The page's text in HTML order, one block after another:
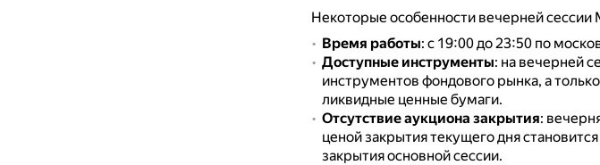
Некоторые особенности вечерней
Время работы: с 19:00 до 23:50 по
Доступные инструменты: на вечерней
инструментов фондового рынка, а
ликвидные ценные бумаги.
Отсутствие аукциона закрытия:
ценой закрытия текущего дня
закрытия основной сессии.